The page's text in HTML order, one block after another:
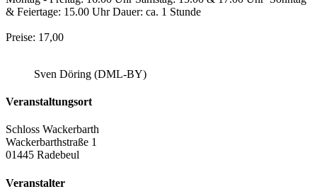
& Feiertage: 15.00 Uhr Dauer: ca. 1 Stunde
Preise: 17,00
Sven Döring (DML-BY)
Veranstaltungsort
Schloss Wackerbarth
Wackerbarthstraße 1
01445 Radebeul
Veranstalter